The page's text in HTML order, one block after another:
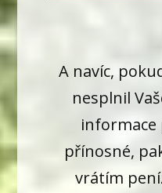
A navíc,
nesplnil
informace
přínosné,
vrátím